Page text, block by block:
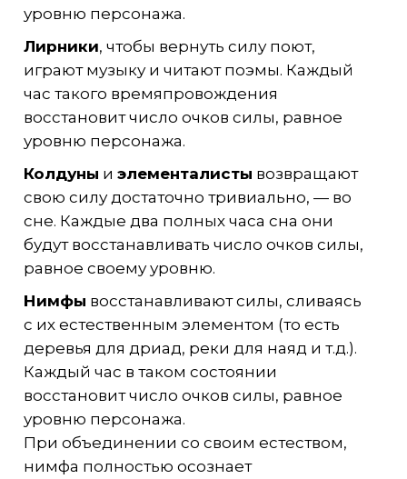
уровню персонажа.
Лирники, чтобы вернуть силу поют,
играют музыку и читают поэмы. Каждый
час такого времяпровождения
восстановит число очков силы, равное
уровню персонажа.
Колдуны и элементалисты возвращают
свою силу достаточно тривиально, — во
сне. Каждые два полных часа сна они
будут восстанавливать число очков силы,
равное своему уровню.
Нимфы восстанавливают силы, сливаясь
с их естественным элементом (то есть
деревья для дриад, реки для наяд и т.д.).
Каждый час в таком состоянии
восстановит число очков силы, равное
уровню персонажа.
При объединении со своим естеством,
нимфа полностью осознает